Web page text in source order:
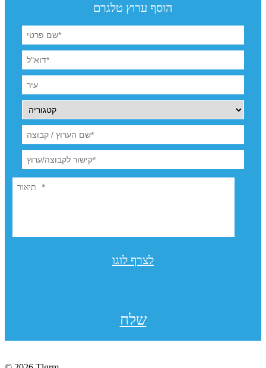
הוסף ערוץ טלגרם
לצרף לוגו
שלח